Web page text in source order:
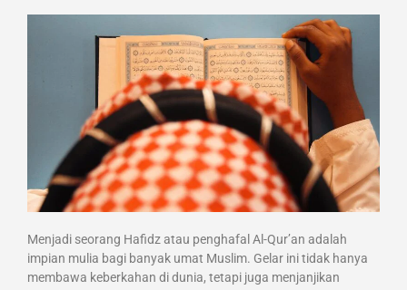
Menjadi seorang Hafidz atau penghafal Al-Qur’an adalah
impian mulia bagi banyak umat Muslim. Gelar ini tidak hanya
membawa keberkahan di dunia, tetapi juga menjanjikan